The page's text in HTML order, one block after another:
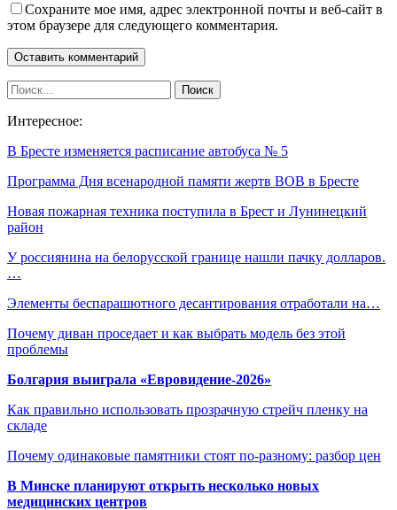
Сохраните мое имя, адрес электронной почты и веб-сайт в
этом браузере для следующего комментария.
Интересное:
В Бресте изменяется расписание автобуса № 5
Программа Дня всенародной памяти жертв ВОВ в Бресте
Новая пожарная техника поступила в Брест и Лунинецкий
район
У россиянина на белорусской границе нашли пачку долларов.
…
Элементы беспарашютного десантирования отработали на…
Почему диван проседает и как выбрать модель без этой
проблемы
Болгария выиграла «Евровидение-2026»
Как правильно использовать прозрачную стрейч пленку на
складе
Почему одинаковые памятники стоят по-разному: разбор цен
В Минске планируют открыть несколько новых
медицинских центров